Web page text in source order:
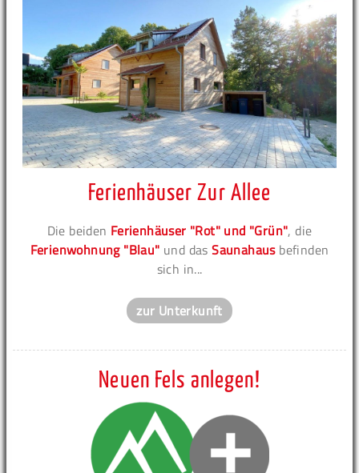
Ferienhäuser Zur Allee
Die beiden Ferienhäuser "Rot" und "Grün", die
Ferienwohnung "Blau" und dasSaunahausbefinden
sich in...
zur Unterkunft
Neuen Fels anlegen!